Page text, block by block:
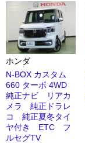
ホンダ
N-BOX カスタム
660 ターボ 4WD
純正ナビ リアカ
メラ 純正ドラレ
コ 純正夏冬タイ
ヤ付き ETC フ
ルセグTV